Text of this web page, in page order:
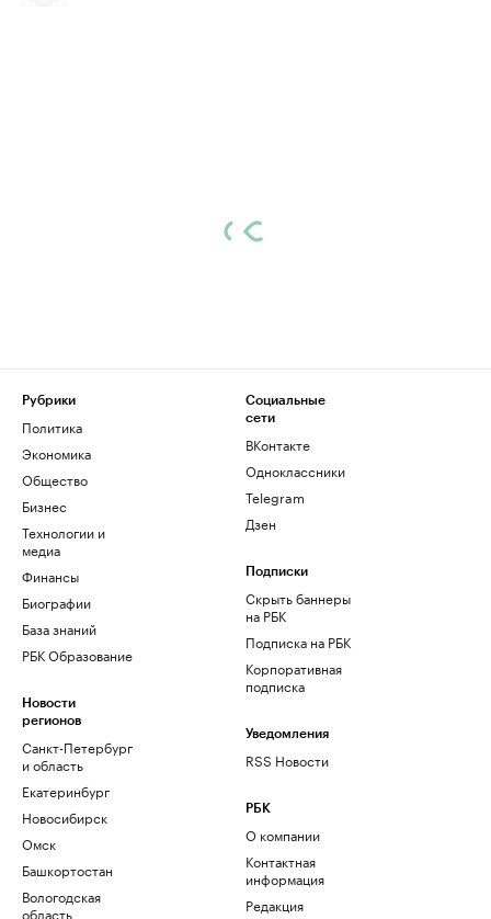
Рубрики
Политика
Экономика
Общество
Бизнес
Технологии и
медиа
Финансы
Биографии
База знаний
РБК Образование
Новости
регионов
Санкт-Петербург
и область
Екатеринбург
Новосибирск
Омск
Башкортостан
Вологодская
область
Социальные
сети
ВКонтакте
Одноклассники
Telegram
Дзен
Подписки
Скрыть баннеры
на РБК
Подписка на РБК
Корпоративная
подписка
Уведомления
RSS Новости
РБК
О компании
Контактная
информация
Редакция